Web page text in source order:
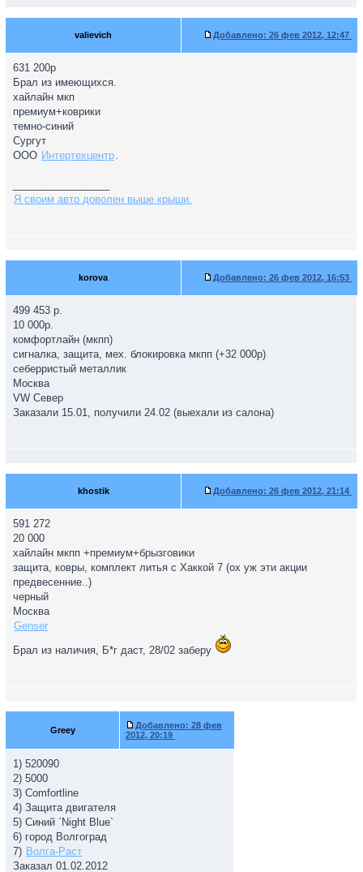
valievich Добавлено: 26 фев 2012, 12:47
631 200р
Брал из имеющихся.
хайлайн мкп
премиум+коврики
темно-синий
Сургут
ООО Интертехцентр.
Я своим авто доволен выше крыши.
korova Добавлено: 26 фев 2012, 16:53
499 453 р.
10 000р.
комфортлайн (мкпп)
сигналка, защита, мех. блокировка мкпп (+32 000р)
себерристый металлик
Москва
VW Север
Заказали 15.01, получили 24.02 (выехали из салона)
khostik Добавлено: 26 фев 2012, 21:14
591 272
20 000
хайлайн мкпп +премиум+брызговики
защита, ковры, комплект литья с Хаккой 7 (ох уж эти акции
предвесенние..)
черный
Москва
Genser
Брал из наличия, Б*г даст, 28/02 заберу
Greey Добавлено: 28 фев
2012, 20:19
1) 520090
2) 5000
3) Comfortline
4) Защита двигателя
5) Синий `Night Blue`
6) город Волгоград
7) Волга-Раст
Заказал 01.02.2012